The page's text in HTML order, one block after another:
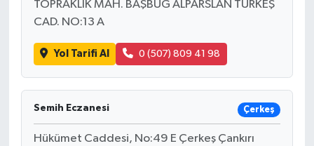
TOPRAKLIK MAH. BAŞBUĞ ALPARSLAN TÜRKEŞ
CAD. NO:13 A
Yol Tarifi Al 0 (507) 809 41 98
Semih Eczanesi Çerkeş
Hükümet Caddesi, No:49 E Çerkeş Çankırı